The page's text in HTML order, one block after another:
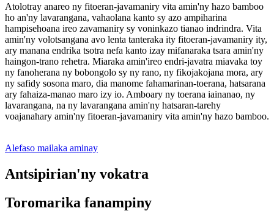
Atolotray anareo ny fitoeran-javamaniry vita amin'ny hazo bamboo
ho an'ny lavarangana, vahaolana kanto sy azo ampiharina
hampisehoana ireo zavamaniry sy voninkazo tianao indrindra. Vita
amin'ny volotsangana avo lenta tanteraka ity fitoeran-javamaniry ity,
ary manana endrika tsotra nefa kanto izay mifanaraka tsara amin'ny
haingon-trano rehetra. Miaraka amin'ireo endri-javatra miavaka toy
ny fanoherana ny bobongolo sy ny rano, ny fikojakojana mora, ary
ny safidy sosona maro, dia manome fahamarinan-toerana, hatsarana
ary fahaiza-manao maro izy io. Amboary ny toerana iainanao, ny
lavarangana, na ny lavarangana amin'ny hatsaran-tarehy
voajanahary amin'ny fitoeran-javamaniry vita amin'ny hazo bamboo.
Alefaso mailaka aminay
Antsipirian'ny vokatra
Toromarika fanampiny